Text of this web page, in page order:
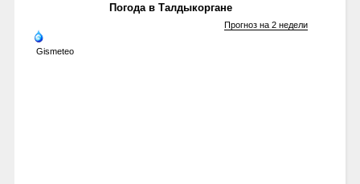
Погода в Талдыкоргане
Gismeteo
Прогноз на 2 недели